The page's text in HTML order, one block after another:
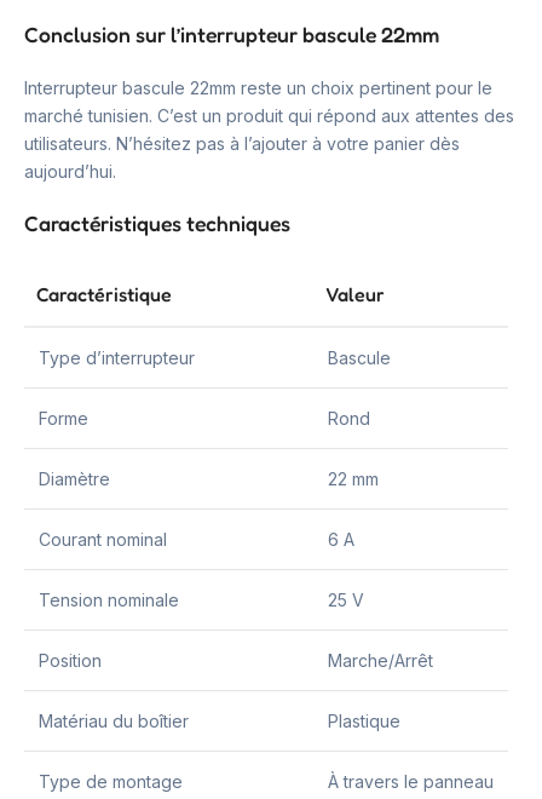
Conclusion sur l’interrupteur bascule 22mm
Interrupteur bascule 22mm reste un choix pertinent pour le
marché tunisien. C’est un produit qui répond aux attentes des
utilisateurs. N’hésitez pas à l’ajouter à votre panier dès
aujourd’hui.
Caractéristiques techniques
Caractéristique Valeur
Type d’interrupteur Bascule
Forme Rond
Diamètre 22 mm
Courant nominal 6 A
Tension nominale 25 V
Position Marche/Arrêt
Matériau du boîtier Plastique
Type de montage À travers le panneau